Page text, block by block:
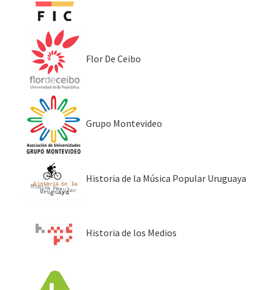
Flor De Ceibo
Grupo Montevideo
Historia de la Música Popular Uruguaya
Historia de los Medios